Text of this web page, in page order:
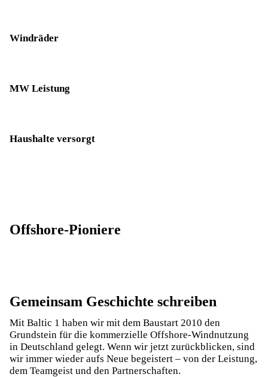
Windräder
MW Leistung
Haushalte versorgt
Offshore-Pioniere
Gemeinsam Geschichte schreiben
Mit Baltic 1 haben wir mit dem Baustart 2010 den
Grundstein für die kommerzielle Offshore-Windnutzung
in Deutschland gelegt. Wenn wir jetzt zurückblicken, sind
wir immer wieder aufs Neue begeistert – von der Leistung,
dem Teamgeist und den Partner­schaften.